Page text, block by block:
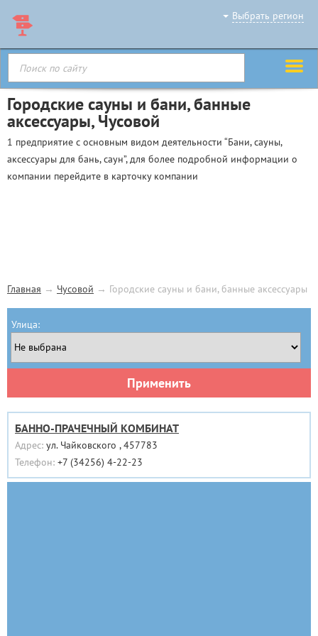
Выбрать регион
Городские сауны и бани, банные
аксессуары, Чусовой
1 предприятие с основным видом деятельности “Бани, сауны,
аксессуары для бань, саун”, для более подробной информации о
компании перейдите в карточку компании
Главная → Чусовой → Городские сауны и бани, банные аксессуары
Улица:
Применить
БАННО-ПРАЧЕЧНЫЙ КОМБИНАТ
Адрес: ул. Чайковского , 457783
Телефон: +7 (34256) 4-22-23